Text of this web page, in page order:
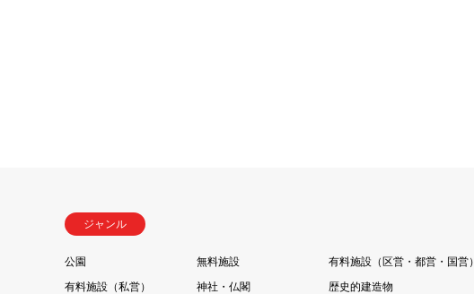
ジャンル
公園 無料施設
有料施設（区営・都営・国営）
有料施設（私営）
神社・仏閣 歴史的建造物